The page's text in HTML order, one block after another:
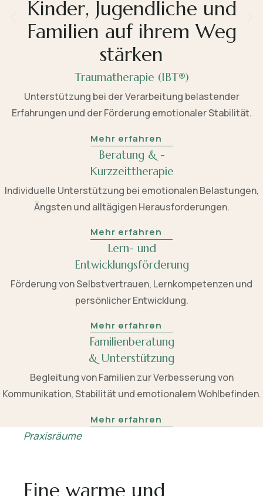
Kinder, Jugendliche und
Familien auf ihrem Weg
stärken
Traumatherapie (IBT®)
Unterstützung bei der Verarbeitung belastender
Erfahrungen und der Förderung emotionaler Stabilität.
Mehr erfahren
Beratung & -
Kurzzeittherapie
Individuelle Unterstützung bei emotionalen Belastungen,
Ängsten und alltägigen Herausforderungen.
Mehr erfahren
Lern- und
Entwicklungsförderung
Förderung von Selbstvertrauen, Lernkompetenzen und
persönlicher Entwicklung.
Mehr erfahren
Familienberatung
& Unterstützung
Begleitung von Familien zur Verbesserung von
Kommunikation, Stabilität und emotionalem Wohlbefinden.
Mehr erfahren
Praxisräume
Eine warme und